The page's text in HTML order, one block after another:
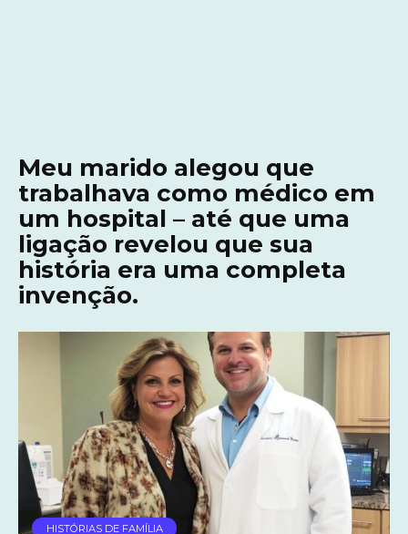
Meu marido alegou que
trabalhava como médico em
um hospital – até que uma
ligação revelou que sua
história era uma completa
invenção.
HISTÓRIAS DE FAMÍLIA